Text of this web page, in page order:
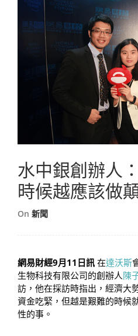
水中銀創辦人
時候越應該做
On 新聞
網易財經9月11日訊 在達沃斯
生物科技有限公司的創辦人陳
訪，他在採訪時指出，經濟大
資金吃緊，但越是艱難的時候
性的事。